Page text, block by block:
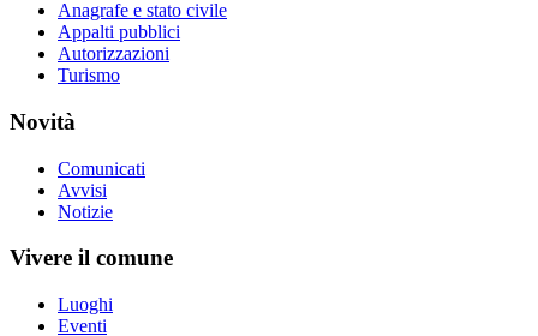
Anagrafe e stato civile
Appalti pubblici
Autorizzazioni
Turismo
Novità
Comunicati
Avvisi
Notizie
Vivere il comune
Luoghi
Eventi